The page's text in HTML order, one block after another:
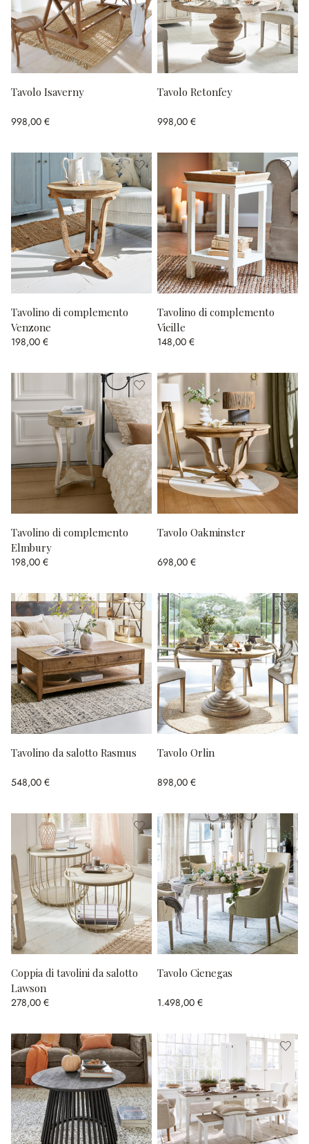
Tavolo Isaverny
998,00 €
Tavolo Retonfey
998,00 €
Tavolino di complemento
Venzone
198,00 €
Tavolino di complemento
Vieille
148,00 €
Tavolino di complemento
Elmbury
198,00 €
Tavolo Oakminster
698,00 €
Tavolino da salotto Rasmus
548,00 €
Tavolo Orlin
898,00 €
Coppia di tavolini da salotto
Lawson
278,00 €
Tavolo Cienegas
1.498,00 €